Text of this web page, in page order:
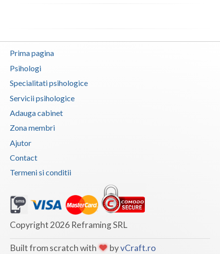
Prima pagina
Psihologi
Specialitati psihologice
Servicii psihologice
Adauga cabinet
Zona membri
Ajutor
Contact
Termeni si conditii
Copyright 2026 Reframing SRL
Built from scratch with byvCraft.ro